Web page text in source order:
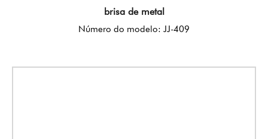
brisa de metal
Número do modelo: JJ-409